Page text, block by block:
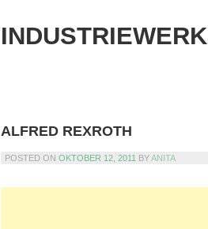
ALFRED REXROTH
POSTED ON OKTOBER 12, 2011 BYANITA